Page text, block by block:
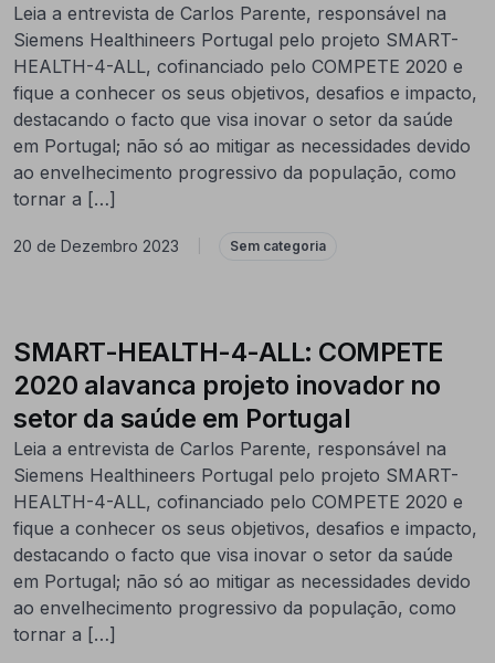
Leia a entrevista de Carlos Parente, responsável na
Siemens Healthineers Portugal pelo projeto SMART-
HEALTH-4-ALL, cofinanciado pelo COMPETE 2020 e
fique a conhecer os seus objetivos, desafios e impacto,
destacando o facto que visa inovar o setor da saúde
em Portugal; não só ao mitigar as necessidades devido
ao envelhecimento progressivo da população, como
tornar a […]
20 de Dezembro 2023 Sem categoria
SMART-HEALTH-4-ALL: COMPETE
2020 alavanca projeto inovador no
setor da saúde em Portugal
Leia a entrevista de Carlos Parente, responsável na
Siemens Healthineers Portugal pelo projeto SMART-
HEALTH-4-ALL, cofinanciado pelo COMPETE 2020 e
fique a conhecer os seus objetivos, desafios e impacto,
destacando o facto que visa inovar o setor da saúde
em Portugal; não só ao mitigar as necessidades devido
ao envelhecimento progressivo da população, como
tornar a […]